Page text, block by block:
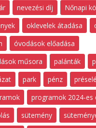
nevezési díj
Nőnapi
oklevelek átadása
óvodások előadása
műsora
palánták
park pénz
programok 2024-es
sütemény